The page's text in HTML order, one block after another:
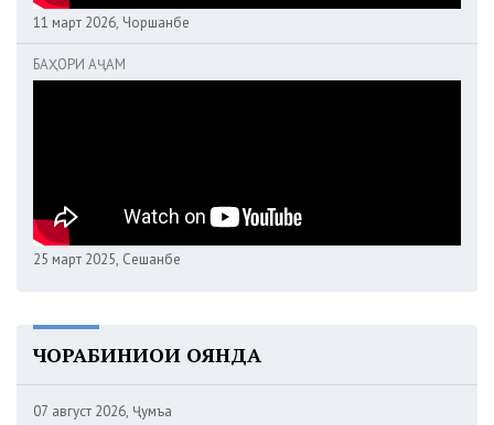
11 март 2026, Чоршанбе
БАҲОРИ АҶАМ
25 март 2025, Сешанбе
ЧОРАБИНИҲОИ ОЯНДА
07 август 2026, Ҷумъа